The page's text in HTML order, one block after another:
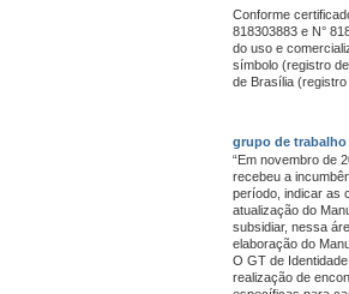
Conforme
818303883 e N°
do uso e
símbolo (registro
de Brasília
grupo de
“Em novembro de
recebeu a
período, indicar as
atualização do
subsidiar, nessa
elaboração do
O GT de
realização de